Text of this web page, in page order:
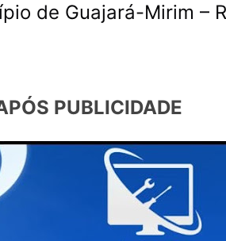
de Guajará-Mirim –
PUBLICIDADE